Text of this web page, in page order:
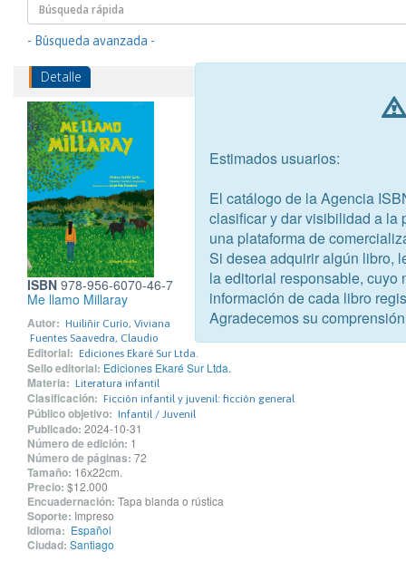
- Búsqueda avanzada -
Detalle
ISBN 978-956-6070-46-7
Me llamo Millaray
Autor: Huiliñir Curío, Viviana
Fuentes Saavedra, Claudio
Editorial: Ediciones Ekaré Sur Ltda.
Sello editorial: Ediciones Ekaré Sur Ltda.
Materia: Literatura infantil
Clasificación: Ficción infantil y juvenil: ficción general
Público objetivo: Infantil / Juvenil
Publicado: 2024-10-31
Número de edición: 1
Número de páginas: 72
Tamaño: 16x22cm.
Precio: $12.000
Encuadernación: Tapa blanda o rústica
Soporte: Impreso
Idioma: Español
Ciudad: Santiago
Estimados usuarios:
El catálogo de la Agencia
clasificar y dar visibilidad a la
una plataforma de
Si desea adquirir algún libro,
la editorial responsable, cuyo
información de cada libro
Agradecemos su